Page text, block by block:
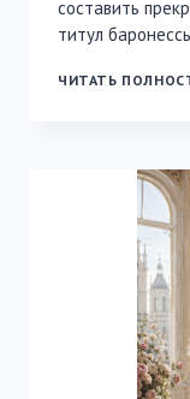
составить
титул
ЧИТАТЬ